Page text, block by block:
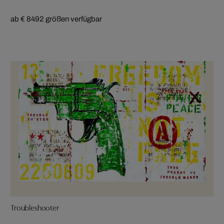
ab € 8492 größen verfügbar
Troubleshooter